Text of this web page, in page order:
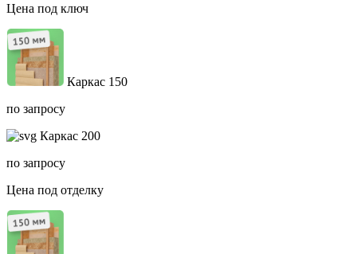
Цена под ключ
Каркас 150
по запросу
Каркас 200
по запросу
Цена под отделку